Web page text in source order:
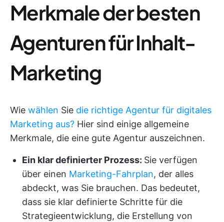
Merkmale der besten
Agenturen für Inhalt-
Marketing
Wie wählen Sie die richtige Agentur für digitales
Marketing aus? Hier sind einige allgemeine
Merkmale, die eine gute Agentur auszeichnen.
Ein klar definierter Prozess: Sie verfügen
über einen Marketing-Fahrplan, der alles
abdeckt, was Sie brauchen. Das bedeutet,
dass sie klar definierte Schritte für die
Strategieentwicklung, die Erstellung von